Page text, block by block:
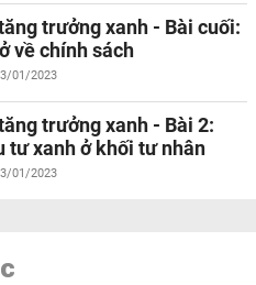
trưởng xanh - Bài cuối:
về chính sách
01/2023
trưởng xanh - Bài 2:
tư xanh ở khối tư nhân
01/2023